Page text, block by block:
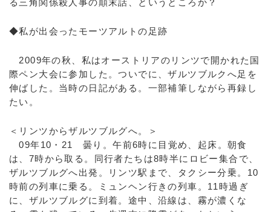
る三角関係殺人事の顛末話、というところか？
◆私が出会ったモーツアルトの足跡
2009年の秋、私はオーストリアのリンツで開かれた国
際ペン大会に参加した。ついでに、ザルツブルクへ足を
伸ばした。当時の日記がある。一部補筆しながら再録し
たい。
＜リンツからザルツブルグへ。＞
09年10・21 曇り。午前6時に目覚め、起床。朝食
は、7時から取る。同行者たちは8時半にロビー集合で、
ザルツブルグへ出発。リンツ駅まで、タクシー分乗。10
時前の列車に乗る。ミュンヘン行きの列車。11時過ぎ
に、ザルツブルグに到着。途中、沿線は、霧が濃くな